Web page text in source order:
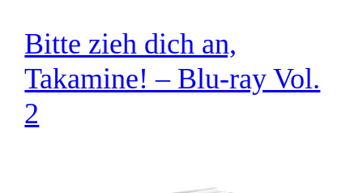
Bitte zieh dich an,
Takamine! – Blu-ray Vol.
2